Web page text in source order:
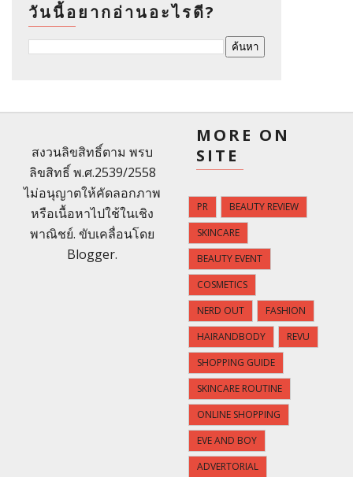
วันนี้อยากอ่านอะไรดี?
สงวนลิขสิทธิ์ตาม พรบ
ลิขสิทธิ์ พ.ศ.2539/2558
ไม่อนุญาตให้คัดลอกภาพ
หรือเนื้อหาไปใช้ในเชิง
พาณิชย์. ขับเคลื่อนโดย
Blogger.
MORE ON
SITE
PR
BEAUTY REVIEW
SKINCARE
BEAUTY EVENT
COSMETICS
NERD OUT
FASHION
HAIRANDBODY
REVU
SHOPPING GUIDE
SKINCARE ROUTINE
ONLINE SHOPPING
EVE AND BOY
ADVERTORIAL